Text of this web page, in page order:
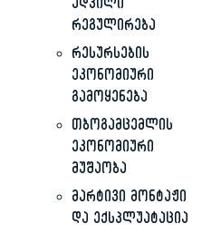
ადვილი
რეგულირება
რესურსების
ეკონომიური
გამოყენება
თბოგამცემლის
ეკონომიური
მუშაობა
მარტივი მონტაჟი
და ექსპლუატაცია